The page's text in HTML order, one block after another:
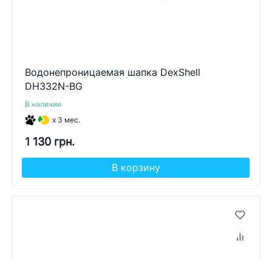
Водонепроницаемая шапка DexShell
DH332N-BG
В наличии
x 3 мес.
1 130 грн.
В корзину